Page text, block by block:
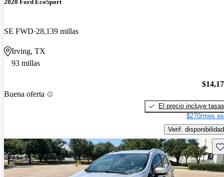
2020 Ford EcoSport
SE FWD 28,139 millas
Irving, TX
93 millas
Buena oferta
El precio incluye tasas
$270/mes
Verif. disponibilidad